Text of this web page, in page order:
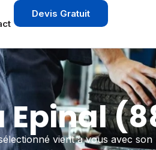
Devis Gratuit
Epinal
vient à vous avec